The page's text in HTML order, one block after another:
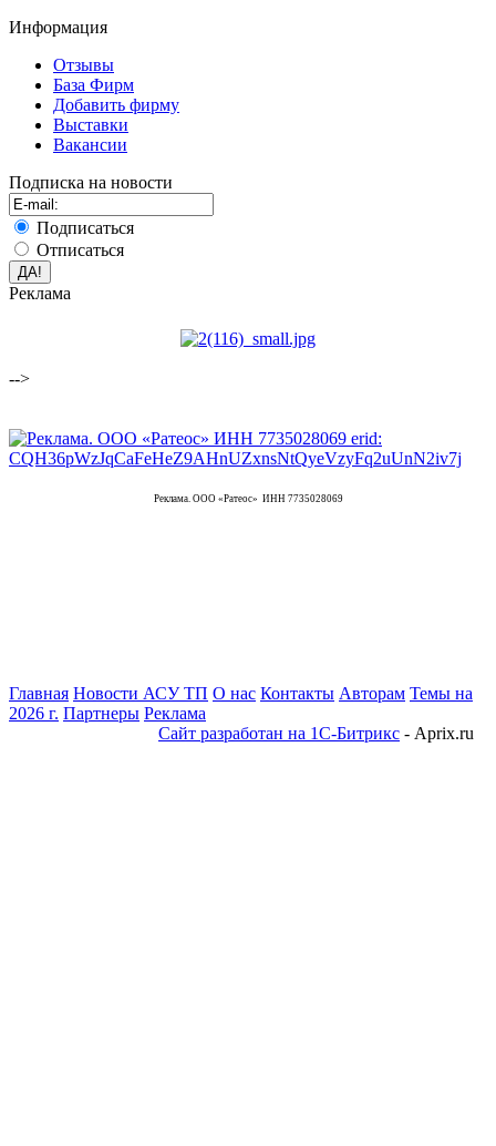
Информация
Отзывы
База Фирм
Добавить фирму
Выставки
Вакансии
Подписка на новости
Подписаться
Отписаться
Реклама
-->
Реклама. ООО «Ратеос» ИНН 7735028069
Главная Новости АСУ ТП О нас Контакты Авторам Темы на
2026 г. Партнеры Реклама
Сайт разработан на 1С-Битрикс - Aprix.ru